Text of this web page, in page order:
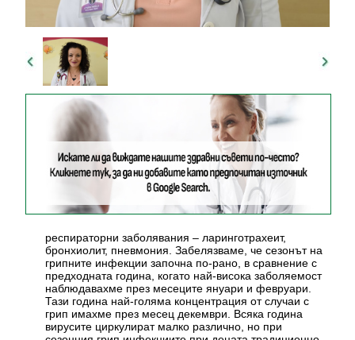
респираторни заболявания – ларинготрахеит,
бронхиолит, пневмония. Забелязваме, че сезонът на
грипните инфекции започна по-рано, в сравнение с
предходната година, когато най-висока заболяемост
наблюдавахме през месеците януари и февруари.
Тази година най-голяма концентрация от случаи с
грип имахме през месец декември. Всяка година
вирусите циркулират малко различно, но при